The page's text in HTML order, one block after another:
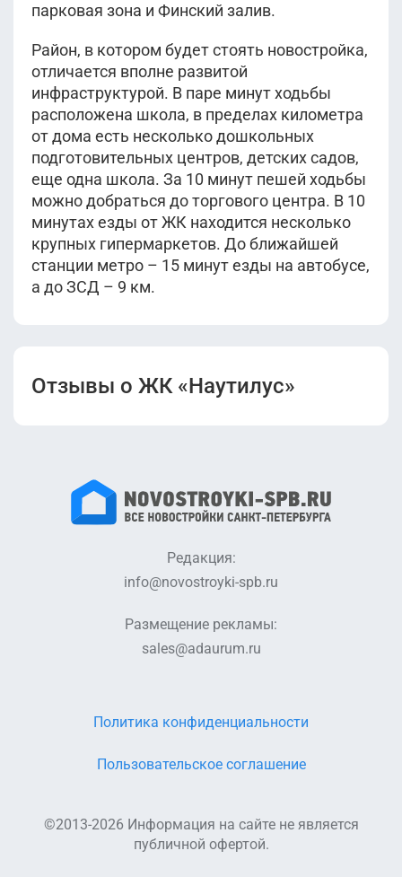
парковая зона и Финский залив.
Район, в котором будет стоять новостройка,
отличается вполне развитой
инфраструктурой. В паре минут ходьбы
расположена школа, в пределах километра
от дома есть несколько дошкольных
подготовительных центров, детских садов,
еще одна школа. За 10 минут пешей ходьбы
можно добраться до торгового центра. В 10
минутах езды от ЖК находится несколько
крупных гипермаркетов. До ближайшей
станции метро – 15 минут езды на автобусе,
а до ЗСД – 9 км.
Отзывы о ЖК «Наутилус»
Редакция:
info@novostroyki-spb.ru
Размещение рекламы:
sales@adaurum.ru
©2013-2026 Информация на сайте не является
публичной офертой.
Пользовательское соглашение
Политика конфиденциальности